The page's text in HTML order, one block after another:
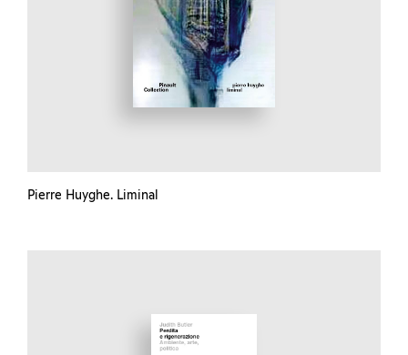
Pierre Huyghe. Liminal